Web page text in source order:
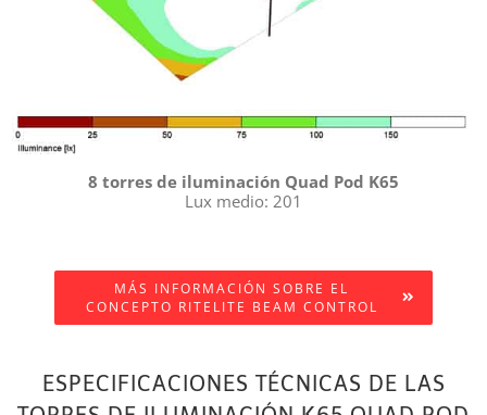
8 torres de iluminación Quad Pod K65
Lux medio: 201
MÁS INFORMACIÓN SOBRE EL
CONCEPTO RITELITE BEAM CONTROL
ESPECIFICACIONES TÉCNICAS DE LAS